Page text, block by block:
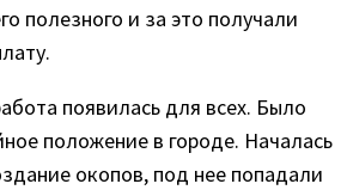
полезного и за это получали
появилась для всех. Было
положение в городе. Началась
окопов, под нее попадали